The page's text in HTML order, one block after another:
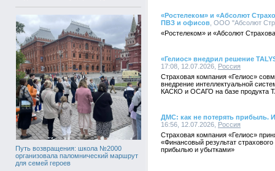
Путь возвращения: школа №2000
организовала паломнический маршрут
для семей героев
«Ростелеком» и «Абсолют
ПВЗ и офисов , ООО "Абсолют
«Ростелеком» и «Абсолют
«Гелиос» внедрил решение
17:08, 12.07.2026, Россия
Страховая компания «Гелиос»
внедрение интеллектуальной
КАСКО и ОСАГО на базе продукта
ДМС: как не потерять прибыль.
16:56, 12.07.2026, Россия
Страховая компания «Гелиос»
«Финансовый результат
прибылью и убытками»